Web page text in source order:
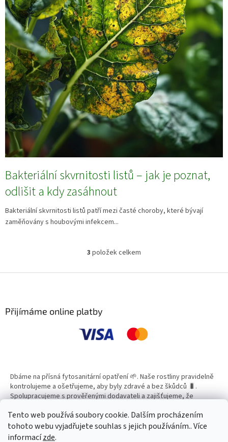
Tento web používá soubory cookie. Dalším procházením
tohoto webu vyjadřujete souhlas s jejich používáním.. Více
informacízde.
Bakteriální skvrnitosti listů – jak je poznat,
odlišit a kdy zasáhnout
Bakteriální skvrnitosti listů patří mezi časté choroby, které bývají
zaměňovány s houbovými infekcem...
O
l
p
r
y
v
ý
p
i
s
u
3 položek celkem
Přijímáme online platby
Dbáme na přísná fytosanitární opatření 🌱. Naše rostliny pravidelně
kontrolujeme a ošetřujeme, aby byly zdravé a bez škůdců 🐛.
Spolupracujeme s prověřenými dodavateli a zajišťujeme, že